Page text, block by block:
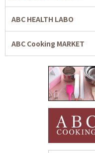
ABC HEALTH LABO
ABC Cooking MARKET